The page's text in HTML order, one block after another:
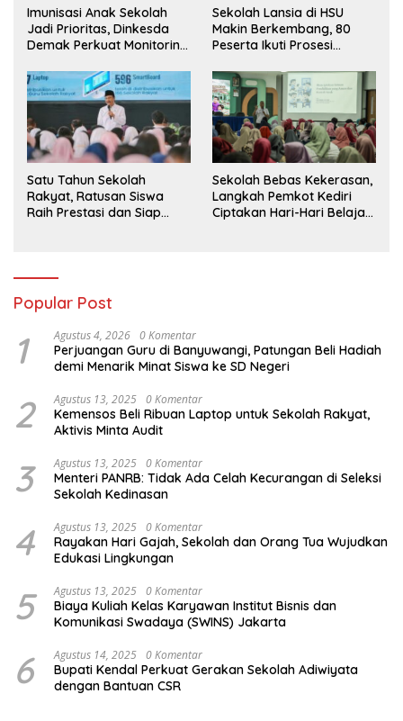
Imunisasi Anak Sekolah
Jadi Prioritas, Dinkesda
Demak Perkuat Monitoring
Sekolah Lansia di HSU
Makin Berkembang, 80
Peserta Ikuti Prosesi
Satu Tahun Sekolah
Rakyat, Ratusan Siswa
Raih Prestasi dan Siap
Sekolah Bebas Kekerasan,
Langkah Pemkot Kediri
Ciptakan Hari-Hari Belajar
Popular Post
1 Agustus 4, 2026 0 Komentar
Perjuangan Guru di Banyuwangi, Patungan Beli Hadiah
demi Menarik Minat Siswa ke SD Negeri
2 Agustus 13, 2025 0 Komentar
Kemensos Beli Ribuan Laptop untuk Sekolah Rakyat,
Aktivis Minta Audit
3 Agustus 13, 2025 0 Komentar
Menteri PANRB: Tidak Ada Celah Kecurangan di Seleksi
Sekolah Kedinasan
4 Agustus 13, 2025 0 Komentar
Rayakan Hari Gajah, Sekolah dan Orang Tua Wujudkan
Edukasi Lingkungan
5 Agustus 13, 2025 0 Komentar
Biaya Kuliah Kelas Karyawan Institut Bisnis dan
Komunikasi Swadaya (SWINS) Jakarta
6 Agustus 14, 2025 0 Komentar
Bupati Kendal Perkuat Gerakan Sekolah Adiwiyata
dengan Bantuan CSR